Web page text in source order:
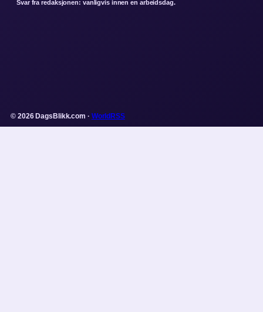
Svar fra redaksjonen: vanligvis innen en arbeidsdag.
© 2026 DagsBlikk.com · WorldRSS